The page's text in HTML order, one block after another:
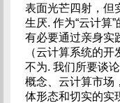
表面光芒四射，但
生厌. 作为“云计算
有必要通过亲身实
（云计算系统的
不为. 我们所要谈
概念、云计算市场
体形态和切实的实